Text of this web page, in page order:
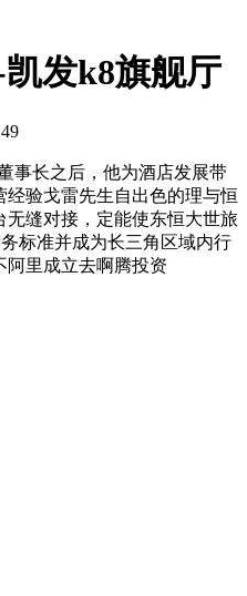
发k8旗舰厅
事长之后，他为酒店发展带
验戈雷先生自出色的理与恒
缝对接，定能使东恒大世旅
标准并成为长三角区域内行
阿里成立去啊腾投资